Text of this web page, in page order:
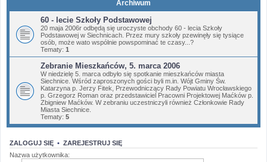
Archiwum
60 - lecie Szkoły Podstawowej
20 maja 2006r odbędą się uroczyste obchody 60 - lecia Szkoły
Podstawowej w Siechnicach. Przez mury szkoły pzewinęły się tysiące
osób, może wato wspólnie powspominać te czasy...?
Tematy: 1
Zebranie Mieszkańców, 5. marca 2006
W niedzielę 5. marca odbyło się spotkanie mieszkańców miasta
Siechnice. Wśród zaproszonych gości byli m.in. Wójt Gminy Św.
Katarzyna p. Jerzy Fitek, Przewodniczący Rady Powiatu Wrocławskiego
p. Grzegorz Roman oraz przedstawiciel Pracowni Projektowej Maćków p.
Zbigniew Maćków. W zebraniu uczestniczyli również Członkowie Rady
Miasta Siechnice.
Tematy: 5
ZALOGUJ SIĘ • ZAREJESTRUJ SIĘ
Nazwa użytkownika: